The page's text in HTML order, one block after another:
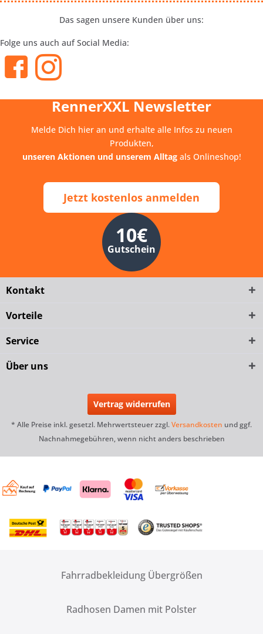
Das sagen unsere Kunden über uns:
Folge uns auch auf Social Media:
RennerXXL Newsletter
Melde Dich hier an und erhalte alle Infos zu neuen
Produkten,
unseren Aktionen und unserem Alltagals Onlineshop!
Jetzt kostenlos anmelden
10€
Gutschein
Kontakt
Vorteile
Service
Über uns
Vertrag widerrufen
* Alle Preise inkl. gesetzl. Mehrwertsteuer zzgl.Versandkosten und ggf.
Nachnahmegebühren, wenn nicht anders beschrieben
Fahrradbekleidung Übergrößen
Radhosen Damen mit Polster